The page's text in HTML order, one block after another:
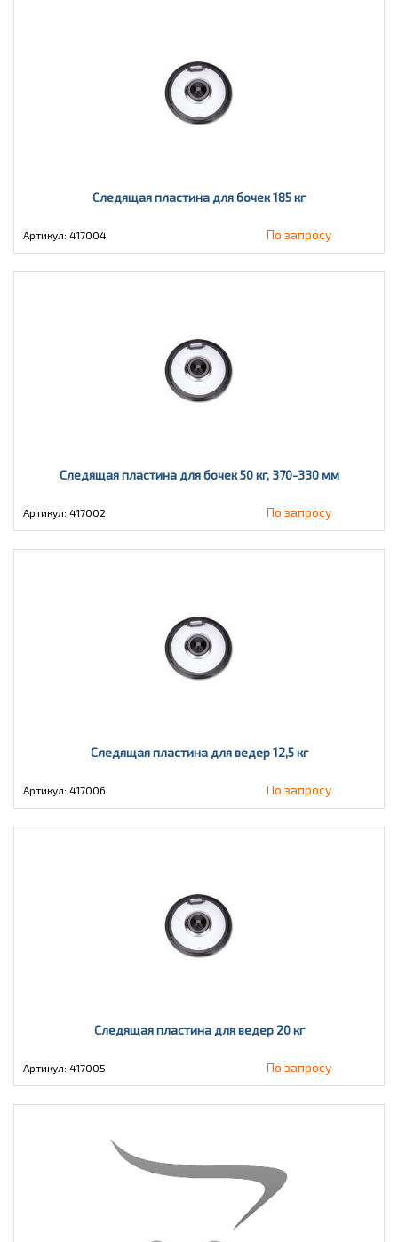
Следящая пластина для бочек 185 кг
Артикул: 417004 По запросу
Следящая пластина для бочек 50 кг, 370-330 мм
Артикул: 417002 По запросу
Следящая пластина для ведер 12,5 кг
Артикул: 417006 По запросу
Следящая пластина для ведер 20 кг
Артикул: 417005 По запросу